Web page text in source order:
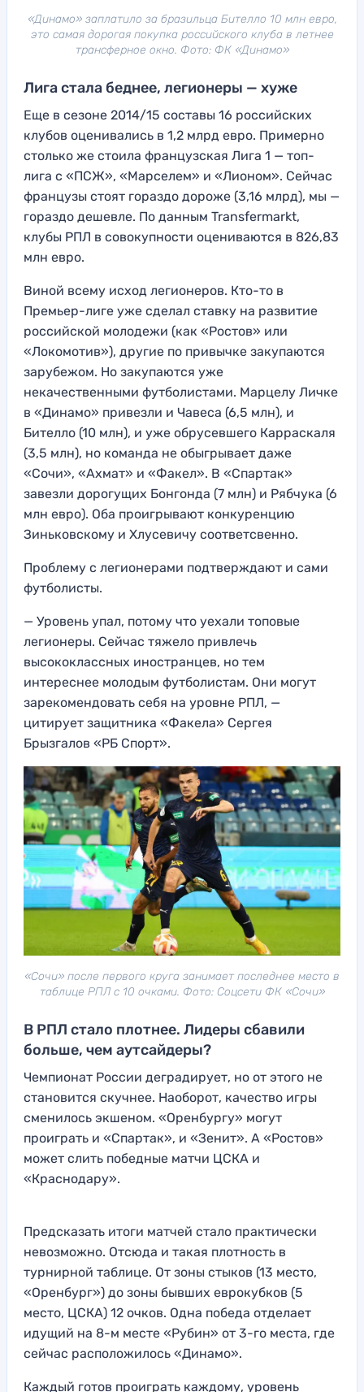
«Динамо» заплатило за бразильца Бителло 10 млн евро,
это самая дорогая покупка российского клуба в летнее
трансферное окно. Фото: ФК «Динамо»
Лига стала беднее, легионеры — хуже
Еще в сезоне 2014/15 составы 16 российских
клубов оценивались в 1,2 млрд евро. Примерно
столько же стоила французская Лига 1 — топ-
лига с «ПСЖ», «Марселем» и «Лионом». Сейчас
французы стоят гораздо дороже (3,16 млрд), мы —
гораздо дешевле. По данным Transfermarkt,
клубы РПЛ в совокупности оцениваются в 826,83
млн евро.
Виной всему исход легионеров. Кто-то в
Премьер-лиге уже сделал ставку на развитие
российской молодежи (как «Ростов» или
«Локомотив»), другие по привычке закупаются
зарубежом. Но закупаются уже
некачественными футболистами. Марцелу Личке
в «Динамо» привезли и Чавеса (6,5 млн), и
Бителло (10 млн), и уже обрусевшего Карраскаля
(3,5 млн), но команда не обыгрывает даже
«Сочи», «Ахмат» и «Факел». В «Спартак»
завезли дорогущих Бонгонда (7 млн) и Рябчука (6
млн евро). Оба проигрывают конкуренцию
Зиньковскому и Хлусевичу соответсвенно.
Проблему с легионерами подтверждают и сами
футболисты.
— Уровень упал, потому что уехали топовые
легионеры. Сейчас тяжело привлечь
высококлассных иностранцев, но тем
интереснее молодым футболистам. Они могут
зарекомендовать себя на уровне РПЛ, —
цитирует защитника «Факела» Сергея
Брызгалов «РБ Спорт».
«Сочи» после первого круга занимает последнее место в
таблице РПЛ с 10 очками. Фото: Соцсети ФК «Сочи»
В РПЛ стало плотнее. Лидеры сбавили
больше, чем аутсайдеры?
Чемпионат России деградирует, но от этого не
становится скучнее. Наоборот, качество игры
сменилось экшеном. «Оренбургу» могут
проиграть и «Спартак», и «Зенит». А «Ростов»
может слить победные матчи ЦСКА и
«Краснодару».
Предсказать итоги матчей стало практически
невозможно. Отсюда и такая плотность в
турнирной таблице. От зоны стыков (13 место,
«Оренбург») до зоны бывших еврокубков (5
место, ЦСКА) 12 очков. Одна победа отделает
идущий на 8-м месте «Рубин» от 3-го места, где
сейчас расположилось «Динамо».
Каждый готов проиграть каждому, уровень